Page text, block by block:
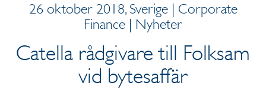
26 oktober 2018, Sverige | Corporate
Finance | Nyheter
Catella rådgivare till Folksam
vid bytesaffär